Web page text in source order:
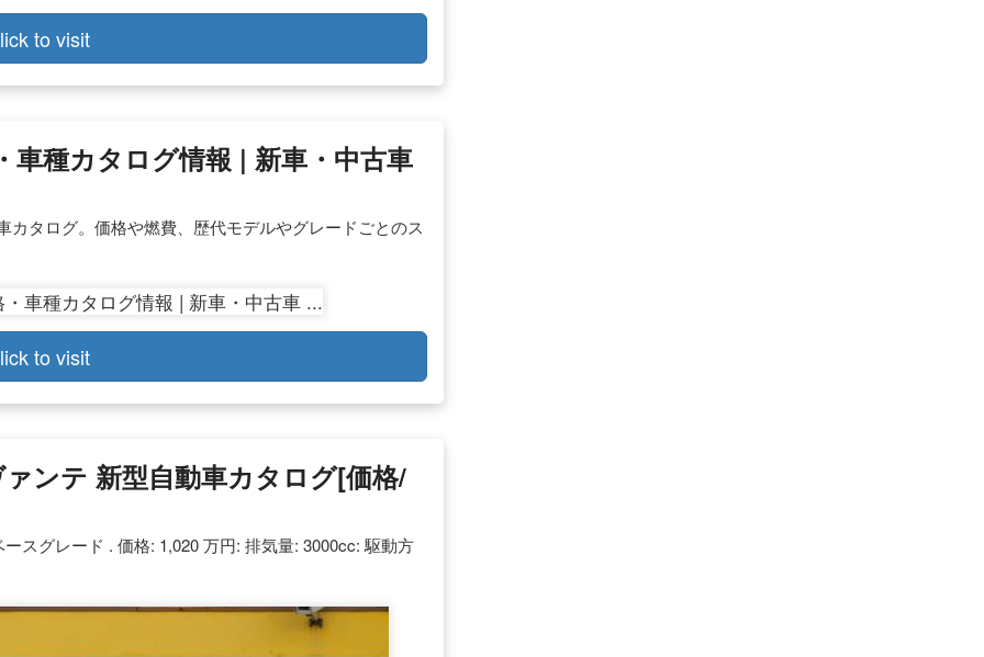
to visit
種カタログ情報 | 新車・中古車
タログ。価格や燃費、歴代モデルやグレードごとのス
to visit
ンテ 新型自動車カタログ[価格/
スグレード . 価格: 1,020 万円: 排気量: 3000cc: 駆動方